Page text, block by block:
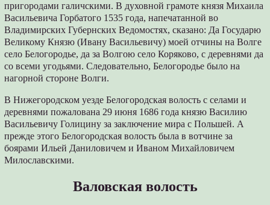
пригородами галичскими. В духовной грамоте князя Михаила
Васильевича Горбатого 1535 года, напечатанной во
Владимирских Губернских Ведомостях, сказано: Да Государю
Великому Князю (Ивану Васильевичу) моей отчины на Волге
село Белогородье, да за Волгою село Коряково, с деревнями да
со всеми угодьями. Следовательно, Белогородье было на
нагорной стороне Волги.
В Нижегородском уезде Белогородская волость с селами и
деревнями пожалована 29 июня 1686 года князю Василию
Васильевичу Голицину за заключение мира с Польшей. А
прежде этого Белогородская волость была в вотчине за
боярами Ильей Даниловичем и Иваном Михайловичем
Милославскими.
Валовская волость